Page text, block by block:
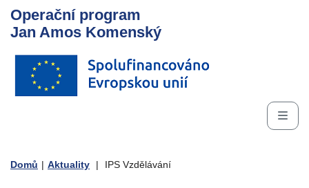
Operační program
Jan Amos Komenský
Domů | Aktuality | IPS Vzdělávání